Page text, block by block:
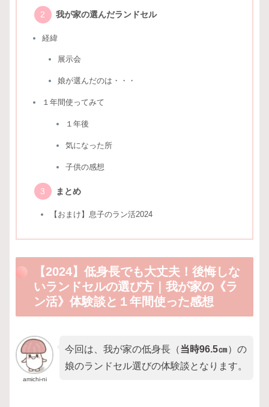
我が家の選んだランドセル
経緯
展示会
娘が選んだのは・・・
１年間使ってみて
１年後
気になった所
子供の感想
まとめ
【おまけ】息子のラン活2024
【2024】低身長でも大丈夫！後悔しな
いランドセルの選び方｜我が家の《ラ
ン活》体験談と１年間使った感想
amichi-ni
今回は、我が家の低身長（当時96.5㎝）の
娘のランドセル選びの体験談となります。